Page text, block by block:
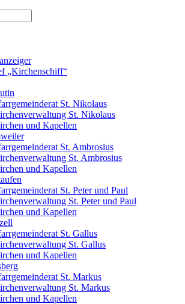
„Kirchenschiff“
St. Nikolaus
St. Nikolaus
und Kapellen
St. Ambrosius
St. Ambrosius
und Kapellen
St. Peter und Paul
St. Peter und Paul
und Kapellen
St. Gallus
St. Gallus
und Kapellen
St. Markus
St. Markus
und Kapellen